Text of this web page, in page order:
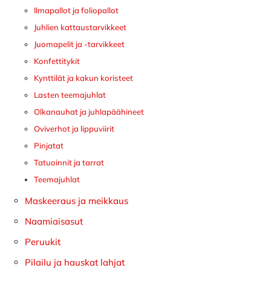
Ilmapallot ja foliopallot
Juhlien kattaustarvikkeet
Juomapelit ja -tarvikkeet
Konfettitykit
Kynttilät ja kakun koristeet
Lasten teemajuhlat
Olkanauhat ja juhlapäähineet
Oviverhot ja lippuviirit
Pinjatat
Tatuoinnit ja tarrat
Teemajuhlat
Maskeeraus ja meikkaus
Naamiaisasut
Peruukit
Pilailu ja hauskat lahjat